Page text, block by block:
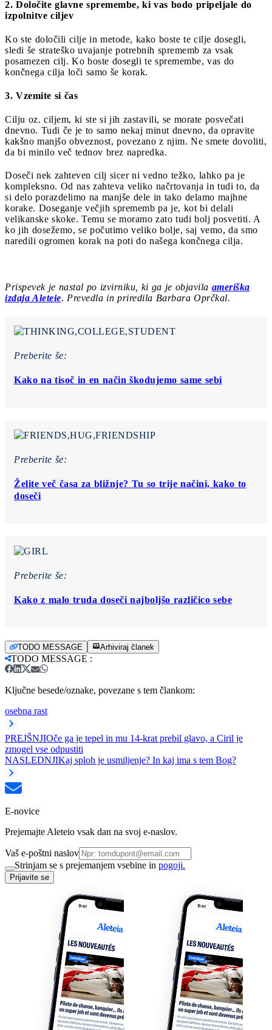
2. Določite glavne spremembe, ki vas bodo pripeljale do
izpolnitve ciljev
Ko ste določili cilje in metode, kako boste te cilje dosegli,
sledi še strateško uvajanje potrebnih sprememb za vsak
posamezen cilj. Ko boste dosegli te spremembe, vas do
končnega cilja loči samo še korak.
3. Vzemite si čas
Cilju oz. ciljem, ki ste si jih zastavili, se morate posvečati
dnevno. Tudi če je to samo nekaj minut dnevno, da opravite
kakšno manjšo obveznost, povezano z njim. Ne smete dovoliti,
da bi minilo več tednov brez napredka.
Doseči nek zahteven cilj sicer ni vedno težko, lahko pa je
kompleksno. Od nas zahteva veliko načrtovanja in tudi to, da
si delo porazdelimo na manjše dele in tako delamo majhne
korake. Doseganje večjih sprememb pa je, kot bi delali
velikanske skoke. Temu se moramo zato tudi bolj posvetiti. A
ko jih dosežemo, se počutimo veliko bolje, saj vemo, da smo
naredili ogromen korak na poti do našega končnega cilja.
Prispevek je nastal po izvirniku, ki ga je objavila ameriška
izdaja Aleteie. Prevedla in priredila Barbara Oprčkal.
Preberite še:
Kako na tisoč in en način škodujemo same sebi
Preberite še:
Želite več časa za bližnje? Tu so trije načini, kako to
doseči
Preberite še:
Kako z malo truda doseči najboljšo različico sebe
TODO MESSAGE Arhiviraj članek
TODO MESSAGE :
Ključne besede/oznake, povezane s tem člankom:
osebna rast
PREJŠNJIOče ga je tepel in mu 14-krat prebil glavo, a Ciril je
zmogel vse odpustiti
NASLEDNJIKaj sploh je usmiljenje? In kaj ima s tem Bog?
E-novice
Prejemajte Aleteio vsak dan na svoj e-naslov.
Vaš e-poštni naslov
Strinjam se s prejemanjem vsebine in pogoji.
Prijavite se